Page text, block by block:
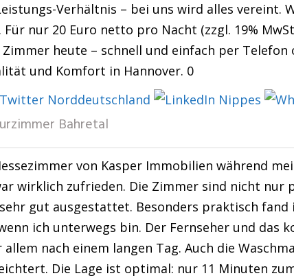
Verhältnis – bei uns wird alles vereint.
nur 20 Euro netto pro Nacht (zzgl. 19%
heute – schnell und einfach per Telefon
und Komfort in Hannover. 0
Bahretal
von Kasper Immobilien während
wirklich zufrieden. Die Zimmer sind nicht nur
gut ausgestattet. Besonders praktisch fand
ich unterwegs bin. Der Fernseher und das
nach einem langen Tag. Auch die
Die Lage ist optimal: nur 11 Minuten